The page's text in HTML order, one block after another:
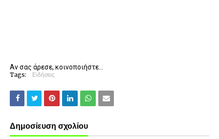
Αν σας άρεσε, κοινοποιήστε...
Tags: Ειδήσεις
Δημοσίευση σχολίου